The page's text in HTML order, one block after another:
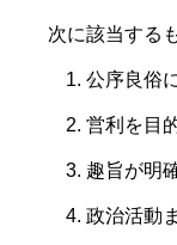
次に該当する
公序良俗
営利を目
趣旨が明
政治活動